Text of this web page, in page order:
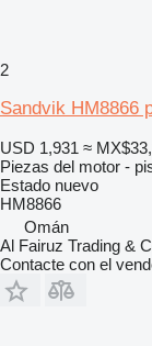
2
Sandvik HM8866
USD 1,931 ≈
Piezas del motor -
Estado nuevo
HM8866
Omán
Al Fairuz Trading &
Contacte con el